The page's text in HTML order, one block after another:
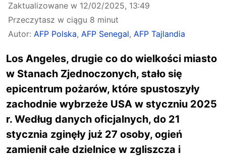
Zaktualizowane w 12/02/2025, 13:49
Przeczytasz w ciągu 8 minut
Autor: AFP Polska, AFP Senegal, AFP Tajlandia
Los Angeles, drugie co do wielkości miasto
w Stanach Zjednoczonych, stało się
epicentrum pożarów, które spustoszyły
zachodnie wybrzeże USA w styczniu 2025
r. Według danych oficjalnych, do 21
stycznia zginęły już 27 osoby, ogień
zamienił całe dzielnice w zgliszcza i